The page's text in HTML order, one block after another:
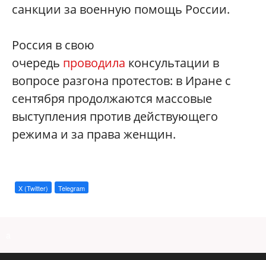
санкции за военную помощь России.
Россия в свою
очередь проводила консультации в
вопросе разгона протестов: в Иране с
сентября продолжаются массовые
выступления против действующего
режима и за права женщин.
X (Twitter) Telegram